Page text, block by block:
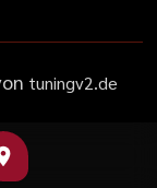
tuningv2.de